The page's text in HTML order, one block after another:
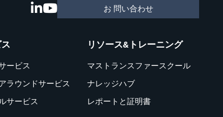
お 問い合わせ
ービス
ラウンドサービス
サービス
リソース&トレーニング
マストランスファースクール
ナレッジハブ
レポートと証明書